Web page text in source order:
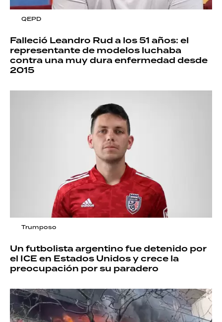
QEPD
Falleció Leandro Rud a los 51 años: el
representante de modelos luchaba
contra una muy dura enfermedad desde
2015
Trumposo
Un futbolista argentino fue detenido por
el ICE en Estados Unidos y crece la
preocupación por su paradero